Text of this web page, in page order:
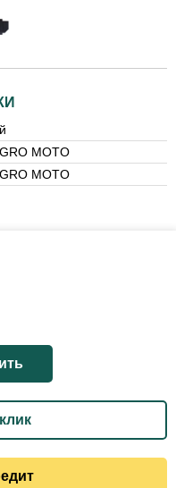
MOTO
MOTO